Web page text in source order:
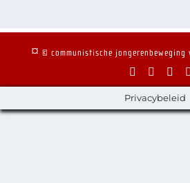
¤ © communistische jongerenbeweging
Privacybeleid